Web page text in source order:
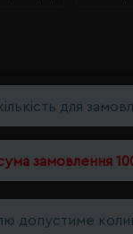
для
замовлення
допустиме